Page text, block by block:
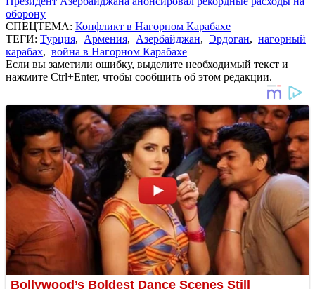
оборону
СПЕЦТЕМА: Конфликт в Нагорном Карабахе
ТЕГИ: Турция, Армения, Азербайджан, Эрдоган, нагорный
карабах, война в Нагорном Карабахе
Если вы заметили ошибку, выделите необходимый текст и
нажмите Ctrl+Enter, чтобы сообщить об этом редакции.